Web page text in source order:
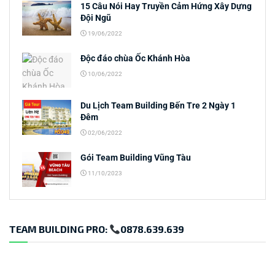
15 Câu Nói Hay Truyền Cảm Hứng Xây Dựng
Đội Ngũ
19/06/2022
Độc đáo chùa Ốc Khánh Hòa
10/06/2022
Du Lịch Team Building Bến Tre 2 Ngày 1
Đêm
02/06/2022
Gói Team Building Vũng Tàu
11/10/2023
TEAM BUILDING PRO: 0878.639.639